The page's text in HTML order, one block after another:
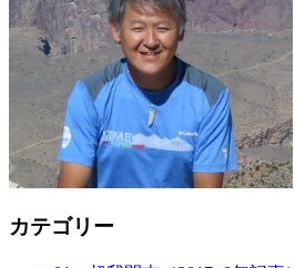
カテゴリー